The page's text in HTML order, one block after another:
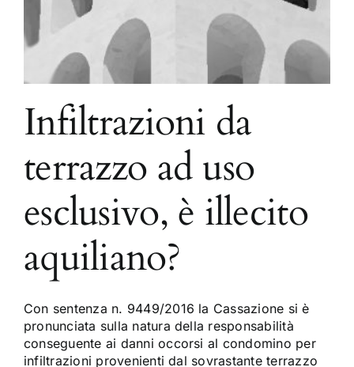
Infiltrazioni da
terrazzo ad uso
esclusivo, è illecito
aquiliano?
Con sentenza n. 9449/2016 la Cassazione si è
pronunciata sulla natura della responsabilità
conseguente ai danni occorsi al condomino per
infiltrazioni provenienti dal sovrastante terrazzo